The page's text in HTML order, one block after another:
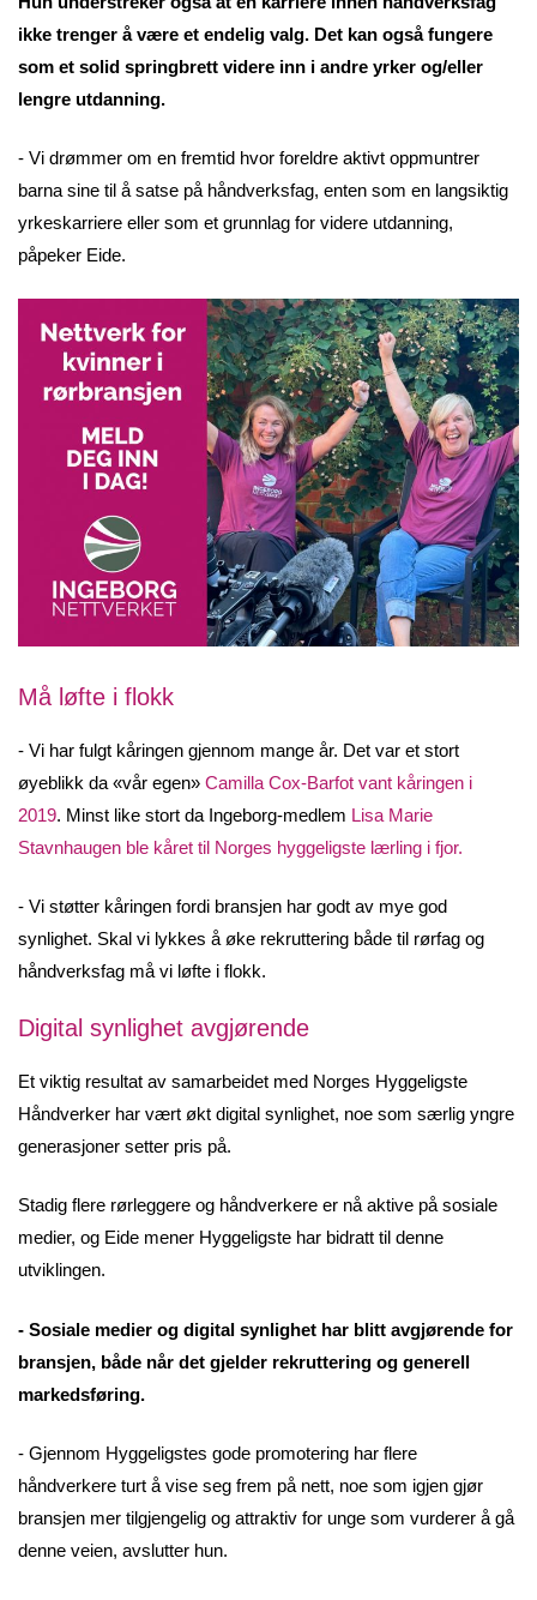
ikke trenger å være et endelig valg. Det kan også fungere
som et solid springbrett videre inn i andre yrker og/eller
lengre utdanning.
- Vi drømmer om en fremtid hvor foreldre aktivt oppmuntrer
barna sine til å satse på håndverksfag, enten som en langsiktig
yrkeskarriere eller som et grunnlag for videre utdanning,
påpeker Eide.
Må løfte i flokk
- Vi har fulgt kåringen gjennom mange år. Det var et stort
øyeblikk da «vår egen» Camilla Cox-Barfot vant kåringen i
2019. Minst like stort da Ingeborg-medlem Lisa Marie
Stavnhaugen ble kåret til Norges hyggeligste lærling i fjor.
- Vi støtter kåringen fordi bransjen har godt av mye god
synlighet. Skal vi lykkes å øke rekruttering både til rørfag og
håndverksfag må vi løfte i flokk.
Digital synlighet avgjørende
Et viktig resultat av samarbeidet med Norges Hyggeligste
Håndverker har vært økt digital synlighet, noe som særlig yngre
generasjoner setter pris på.
Stadig flere rørleggere og håndverkere er nå aktive på sosiale
medier, og Eide mener Hyggeligste har bidratt til denne
utviklingen.
- Sosiale medier og digital synlighet har blitt avgjørende for
bransjen, både når det gjelder rekruttering og generell
markedsføring.
- Gjennom Hyggeligstes gode promotering har flere
håndverkere turt å vise seg frem på nett, noe som igjen gjør
bransjen mer tilgjengelig og attraktiv for unge som vurderer å gå
denne veien, avslutter hun.